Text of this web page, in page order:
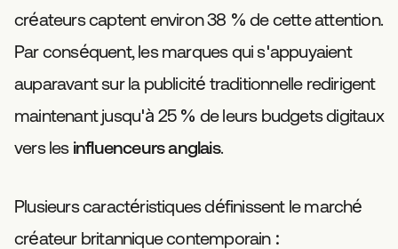
créateurs captent environ 38 % de cette attention.
Par conséquent, les marques qui s'appuyaient
auparavant sur la publicité traditionnelle redirigent
maintenant jusqu'à 25 % de leurs budgets digitaux
vers les influenceurs anglais.
Plusieurs caractéristiques définissent le marché
créateur britannique contemporain :